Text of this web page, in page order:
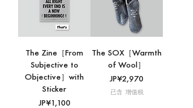
The Zine［From
Subjective to
Objective］with
Sticker
價格
JP¥1,100
The SOX［Warmth
of Wool］
價格
JP¥2,970
已含 增值税